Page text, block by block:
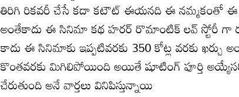
తిరిగి రికవరీ చేసే కదా కటౌట్ ఈయనది ఈ నమ్మకంతో ఈ
అంతేకాదు ఈ సినిమా కథ హరర్ రొమాంటిక్ లవ్ స్టోరీ గా
కాదు ఈ సినిమాకు ఇప్పటివరకు 350 కోట్ల వరకు
కొంతవరకు మిగిలిపోయింది అయితే షూటింగ్ పూర్తి
చేరుతుంది అనే వార్తలు వినిపిస్తున్నాయి